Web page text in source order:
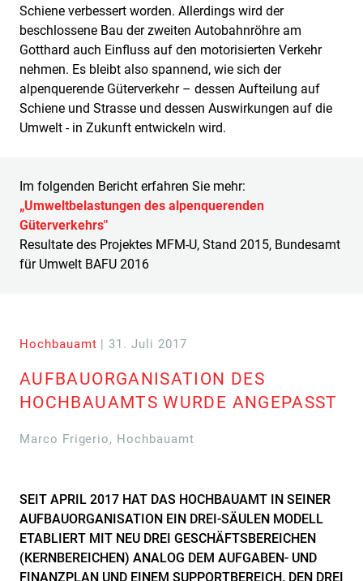
Schiene verbessert worden. Allerdings wird der
beschlossene Bau der zweiten Autobahnröhre am
Gotthard auch Einfluss auf den motorisierten Verkehr
nehmen. Es bleibt also spannend, wie sich der
alpenquerende Güterverkehr – dessen Aufteilung auf
Schiene und Strasse und dessen Auswirkungen auf die
Umwelt - in Zukunft entwickeln wird.
Im folgenden Bericht erfahren Sie mehr:
„Umweltbelastungen des alpenquerenden
Güterverkehrs"
Resultate des Projektes MFM-U, Stand 2015, Bundesamt
für Umwelt BAFU 2016
Hochbauamt | 31. Juli 2017
AUFBAUORGANISATION DES
HOCHBAUAMTS WURDE ANGEPASST
Marco Frigerio, Hochbauamt
SEIT APRIL 2017 HAT DAS HOCHBAUAMT IN SEINER
AUFBAUORGANISATION EIN DREI-SÄULEN MODELL
ETABLIERT MIT NEU DREI GESCHÄFTSBEREICHEN
(KERNBEREICHEN) ANALOG DEM AUFGABEN- UND
FINANZPLAN UND EINEM SUPPORTBEREICH. DEN DREI